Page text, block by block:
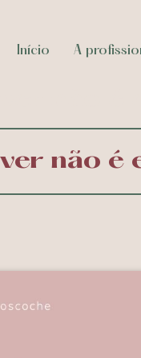
Início A
não é